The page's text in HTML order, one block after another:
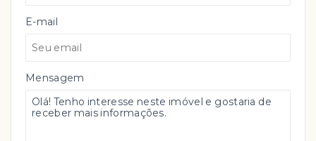
E-mail
Mensagem